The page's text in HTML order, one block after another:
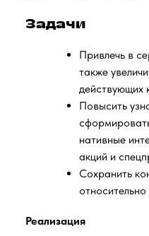
Задачи
Привлечь в
также
действующих
Повысить
нативные
акций и
Сохранить
Реализация